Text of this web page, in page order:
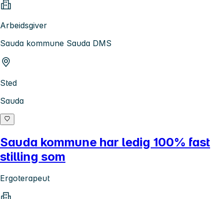
Arbeidsgiver
Sauda kommune Sauda DMS
Sted
Sauda
Sauda kommune har ledig 100% fast
stilling som
Ergoterapeut